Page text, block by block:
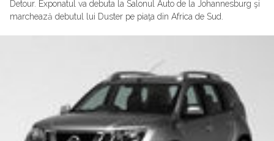
Detour. Exponatul va debuta la Salonul Auto de la Johannesburg şi
marchează debutul lui Duster pe piaţa din Africa de Sud.